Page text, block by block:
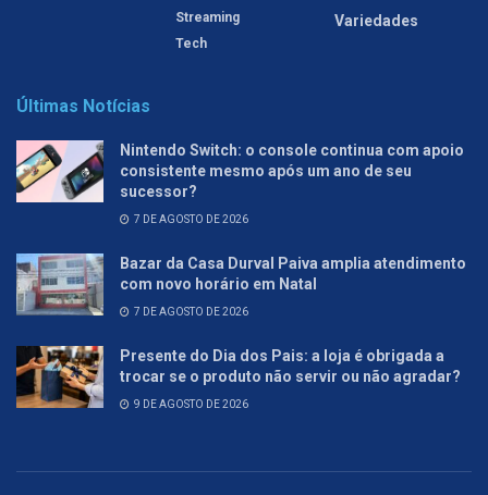
Streaming
Tech
Variedades
Últimas Notícias
Nintendo Switch: o console continua com apoio
consistente mesmo após um ano de seu
sucessor?
7 DE AGOSTO DE 2026
Bazar da Casa Durval Paiva amplia atendimento
com novo horário em Natal
7 DE AGOSTO DE 2026
Presente do Dia dos Pais: a loja é obrigada a
trocar se o produto não servir ou não agradar?
9 DE AGOSTO DE 2026